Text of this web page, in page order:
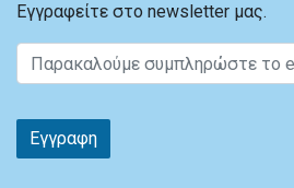
Εγγραφείτε στο newsletter μας.
Εγγραφη